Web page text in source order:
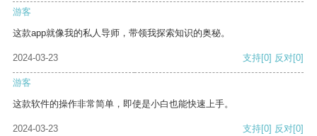
游客
这款app就像我的私人导师，带领我探索知识的奥秘。
2024-03-23 支持[0] 反对[0]
游客
这款软件的操作非常简单，即使是小白也能快速上手。
2024-03-23 支持[0] 反对[0]